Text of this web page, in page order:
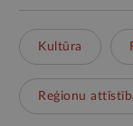
Kultūra
Reģionu